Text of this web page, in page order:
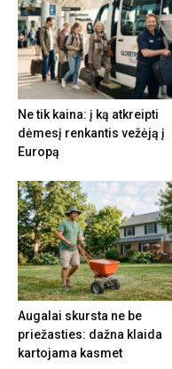
Ne tik kaina: į ką atkreipti
dėmesį renkantis vežėją į
Europą
Augalai skursta ne be
priežasties: dažna klaida
kartojama kasmet